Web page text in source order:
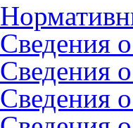
Сведения
Сведения
Сведения